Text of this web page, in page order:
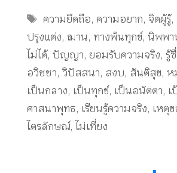
Tags
ความยึดถือ,ความอยาก, จิตผู้รู้,
ปรุงแต่ง, ฌาน, ทางพ้นทุกข์, นิพพา
ไม่ได้, ปัญญา, ยอมรับความจริง, รู้
อวิชชา, วิปัสสนา, สงบ, สันติสุข, ห
เป็นกลาง, เป็นทุกข์, เป็นอนัตตา, เ
ศาสนาพุทธ, เรียนรู้ความจริง, เหตุ
ไตรลักษณ์, ไม่เที่ยง